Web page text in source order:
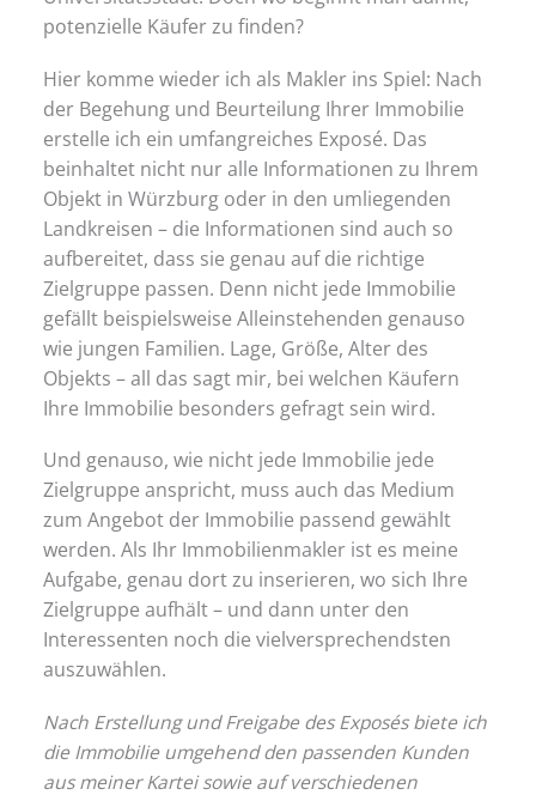
potenzielle Käufer zu finden?
Hier komme wieder ich als Makler ins Spiel: Nach
der Begehung und Beurteilung Ihrer Immobilie
erstelle ich ein umfangreiches Exposé. Das
beinhaltet nicht nur alle Informationen zu Ihrem
Objekt in Würzburg oder in den umliegenden
Landkreisen – die Informationen sind auch so
aufbereitet, dass sie genau auf die richtige
Zielgruppe passen. Denn nicht jede Immobilie
gefällt beispielsweise Alleinstehenden genauso
wie jungen Familien. Lage, Größe, Alter des
Objekts – all das sagt mir, bei welchen Käufern
Ihre Immobilie besonders gefragt sein wird.
Und genauso, wie nicht jede Immobilie jede
Zielgruppe anspricht, muss auch das Medium
zum Angebot der Immobilie passend gewählt
werden. Als Ihr Immobilienmakler ist es meine
Aufgabe, genau dort zu inserieren, wo sich Ihre
Zielgruppe aufhält – und dann unter den
Interessenten noch die vielversprechendsten
auszuwählen.
Nach Erstellung und Freigabe des Exposés biete ich
die Immobilie umgehend den passenden Kunden
aus meiner Kartei sowie auf verschiedenen